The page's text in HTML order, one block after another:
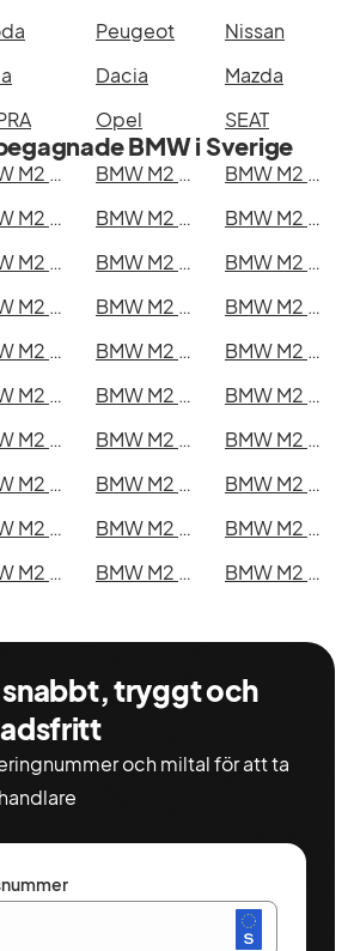
Peugeot
Nissan
Dacia
Mazda
Opel SEAT
BMW i Sverige
BMW M2 Competition i Göteborg BMW M2 Competition i Helsingborg
BMW M2 Competition i Jönköping
BMW M2 Competition i Örebro BMW M2 Competition i Norrköping
BMW M2 Competition i Linköping
BMW M2 Competition i Västerås BMW M2 Competition i Halmstad
BMW M2 Competition i Växjö
BMW M2 Competition i Kalmar BMW M2 Competition i Karlskrona
BMW M2 Competition i Karlstad
BMW M2 Competition i Sundsvall BMW M2 Competition i Umeå
BMW M2 Competition i Varberg
BMW M2 Competition i Falkenberg BMW M2 Competition i Gävle
BMW M2 Competition i Luleå
BMW M2 Competition i Mönsterås BMW M2 Competition i Uddevalla
BMW M2 Competition i Västervik
BMW M2 Competition i Östersund BMW M2 Competition i Borlänge
BMW M2 Competition i Kiruna
BMW M2 Competition i Oskarshamn BMW M2 Competition i Sigtuna
BMW M2 Competition i Skellefteå
BMW M2 Competition i Trollhättan BMW M2 Competition i Alingsås BMW M2 Competition i Båstad
snabbt, tryggt och
och miltal för att ta